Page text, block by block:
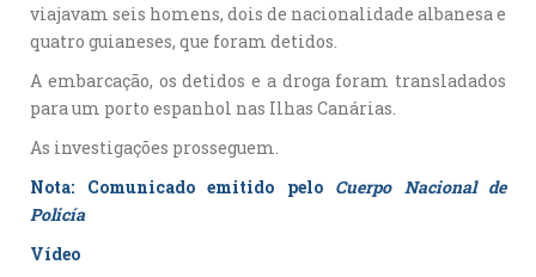
viajavam seis homens, dois de nacionalidade albanesa e
quatro guianeses, que foram detidos.
A embarcação, os detidos e a droga foram transladados
para um porto espanhol nas Ilhas Canárias.
As investigações prosseguem.
Nota: Comunicado emitido pelo Cuerpo Nacional de
Policía
Vídeo